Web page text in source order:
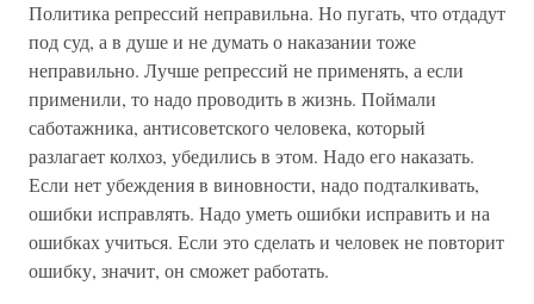
Политика репрессий неправильна. Но пугать, что отдадут
под суд, а в душе и не думать о наказании тоже
неправильно. Лучше репрессий не применять, а если
применили, то надо проводить в жизнь. Поймали
саботажника, антисоветского человека, который
разлагает колхоз, убедились в этом. Надо его наказать.
Если нет убеждения в виновности, надо подталкивать,
ошибки исправлять. Надо уметь ошибки исправить и на
ошибках учиться. Если это сделать и человек не повторит
ошибку, значит, он сможет работать.